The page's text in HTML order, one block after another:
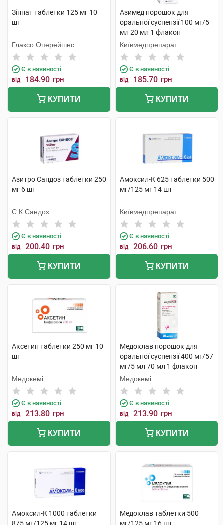
Зіннат таблетки 125 мг 10
шт
Глаксо Оперейшнс
Є в наявності
від 184.90 грн
КУПИТИ
Азимед порошок для
оральної суспензії 100 мг/5
мл 20 мл 1 флакон
Київмедпрепарат
Є в наявності
від 185.70 грн
КУПИТИ
Азитро Сандоз таблетки 250
мг 6 шт
С.К.Сандоз
Є в наявності
від 200.40 грн
КУПИТИ
Амоксил-К 625 таблетки 500
мг/125 мг 14 шт
Київмедпрепарат
Є в наявності
від 206.60 грн
КУПИТИ
Аксетин таблетки 250 мг 10
шт
Медокемі
Є в наявності
від 213.80 грн
КУПИТИ
Медоклав порошок для
оральної суспензії 400 мг/57
мг/5 мл 70 мл 1 флакон
Медокемі
Є в наявності
від 213.90 грн
КУПИТИ
Амоксил-К 1000 таблетки
875 мг/125 мг 14 шт
Медоклав таблетки 500
мг/125 мг 16 шт